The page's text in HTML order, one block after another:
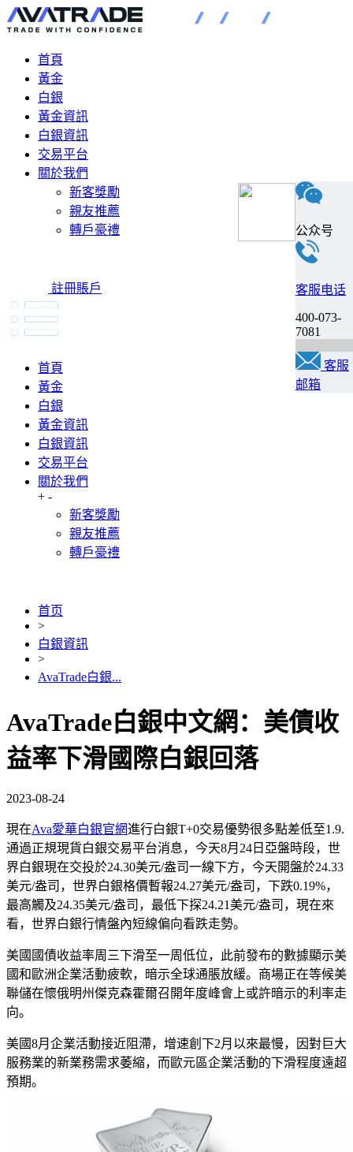
首頁
黃金
白銀
黃金資訊
白銀資訊
交易平台
關於我們
新客獎勵
親友推薦
轉戶豪禮
註冊賬戶
首頁
黃金
白銀
黃金資訊
白銀資訊
交易平台
關於我們
+ -
新客獎勵
親友推薦
轉戶豪禮
首页
>
白銀資訊
>
AvaTrade白銀...
AvaTrade白銀中文網：美債收
益率下滑國際白銀回落
2023-08-24
現在Ava愛華白銀官網進行白銀T+0交易優勢很多點差低至1.9.
通過正規現貨白銀交易平台消息，今天8月24日亞盤時段，世
界白銀現在交投於24.30美元/盎司一線下方，今天開盤於24.33
美元/盎司，世界白銀格價暫報24.27美元/盎司，下跌0.19%，
最高觸及24.35美元/盎司，最低下探24.21美元/盎司，現在來
看，世界白銀行情盤內短線偏向看跌走勢。
美國國債收益率周三下滑至一周低位，此前發布的數據顯示美
國和歐洲企業活動疲軟，暗示全球通脹放緩。商場正在等候美
聯儲在懷俄明州傑克森霍爾召開年度峰會上或許暗示的利率走
向。
美國8月企業活動接近阻滯，增速創下2月以來最慢，因對巨大
服務業的新業務需求萎縮，而歐元區企業活動的下滑程度遠超
預期。
公众号
客服电话
400-073-
7081
客服
邮箱